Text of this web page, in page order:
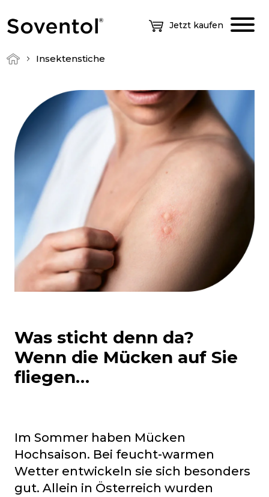
Jetzt kaufen
Insektenstiche
Was sticht denn da?
Wenn die Mücken auf Sie
fliegen…
Im Sommer haben Mücken
Hochsaison. Bei feucht-warmen
Wetter entwickeln sie sich besonders
gut. Allein in Österreich wurden